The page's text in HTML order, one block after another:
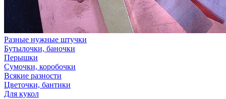
Разные нужные штучки
Бутылочки, баночки
Перышки
Сумочки, коробочки
Всякие разности
Цветочки, бантики
Для кукол